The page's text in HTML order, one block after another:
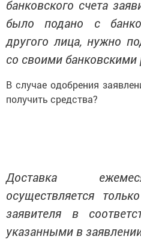
банковского счета
было подано с
другого лица, нужно
со своими банковскими
В случае одобрения
получить средства?
Доставка
осуществляется
заявителя в
указанными в